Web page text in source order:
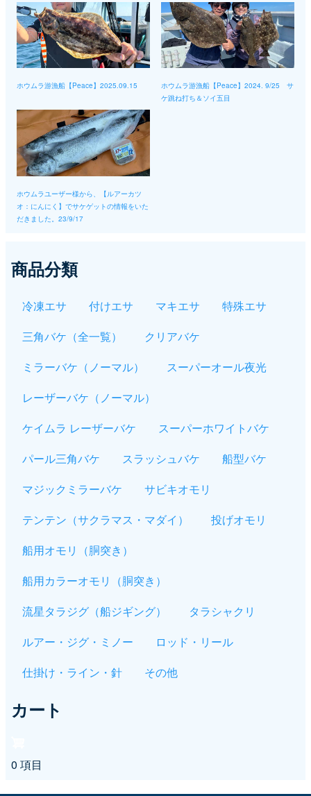
ホウムラ游漁船【Peace】2025.09.15
ホウムラ游漁船【Peace】2024. 9/25 サ
ケ跳ね打ち＆ソイ五目
ホウムラユーザー様から、【ルアーカツ
オ：にんにく】でサケゲットの情報をいた
だきました。23/9/17
商品分類
冷凍エサ 付けエサ マキエサ
特殊エサ
三角バケ（全一覧）
クリアバケ
ミラーバケ（ノーマル）
スーパーオール夜光
レーザーバケ（ノーマル）
ケイムラ レーザーバケ
スーパーホワイトバケ
パール三角バケ
スラッシュバケ
船型バケ
マジックミラーバケ
サビキオモリ
テンテン（サクラマス・マダイ）
投げオモリ
船用オモリ（胴突き）
船用カラーオモリ（胴突き）
流星タラジグ（船ジギング）
タラシャクリ
ルアー・ジグ・ミノー
ロッド・リール
仕掛け・ライン・針
その他
カート
0 項目